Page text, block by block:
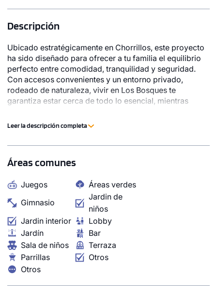
Descripción
Ubicado estratégicamente en Chorrillos, este proyecto
ha sido diseñado para ofrecer a tu familia el equilibrio
perfecto entre comodidad, tranquilidad y seguridad.
Con accesos convenientes y un entorno privado,
rodeado de naturaleza, vivir en Los Bosques te
garantiza estar cerca de todo lo esencial, mientras
condominio con más de 4,000 m2 de áreas verdes.
cuenta con vigilancia 24/7 y áreas comunes pensadas
sky bar y sala de juegos. Aquí, cada detalle invita a vivir
Leer la descripción completa
Áreas comunes
Juegos
Áreas verdes
Gimnasio
Jardin de
niños
Jardin interior
Lobby
Jardín
Bar
Sala de niños
Terraza
Parrillas
Otros
Otros